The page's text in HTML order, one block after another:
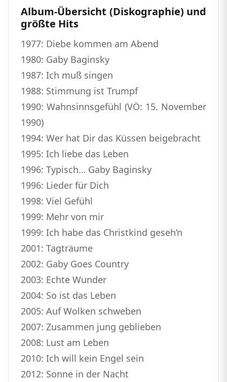
Album-Übersicht (Diskographie) und
größte Hits
1977: Diebe kommen am Abend
1980: Gaby Baginsky
1987: Ich muß singen
1988: Stimmung ist Trumpf
1990: Wahnsinnsgefühl (VÖ: 15. November
1990)
1994: Wer hat Dir das Küssen beigebracht
1995: Ich liebe das Leben
1996: Typisch… Gaby Baginsky
1996: Lieder für Dich
1998: Viel Gefühl
1999: Mehr von mir
1999: Ich habe das Christkind geseh’n
2001: Tagträume
2002: Gaby Goes Country
2003: Echte Wunder
2004: So ist das Leben
2005: Auf Wolken schweben
2007: Zusammen jung geblieben
2008: Lust am Leben
2010: Ich will kein Engel sein
2012: Sonne in der Nacht